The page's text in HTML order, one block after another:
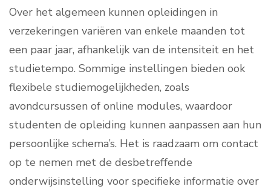
Over het algemeen kunnen opleidingen in
verzekeringen variëren van enkele maanden tot
een paar jaar, afhankelijk van de intensiteit en het
studietempo. Sommige instellingen bieden ook
flexibele studiemogelijkheden, zoals
avondcursussen of online modules, waardoor
studenten de opleiding kunnen aanpassen aan hun
persoonlijke schema’s. Het is raadzaam om contact
op te nemen met de desbetreffende
onderwijsinstelling voor specifieke informatie over